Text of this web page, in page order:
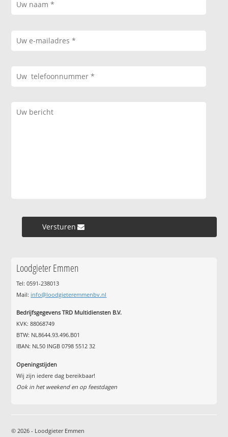
Versturen »
Loodgieter Emmen
Tel: 0591-238013
Mail: info@loodgieteremmenbv.nl
Bedrijfsgegevens TRD Multidiensten B.V.
KVK: 88068749
BTW: NL8644.93.496.B01
IBAN: NL50 INGB 0798 5512 32
Openingstijden
Wij zijn iedere dag bereikbaar!
Ook in het weekend en op feestdagen
© 2026 - Loodgieter Emmen